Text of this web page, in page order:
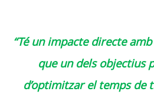
“Té un impacte directe
que un dels objectius
d’optimitzar el temps de